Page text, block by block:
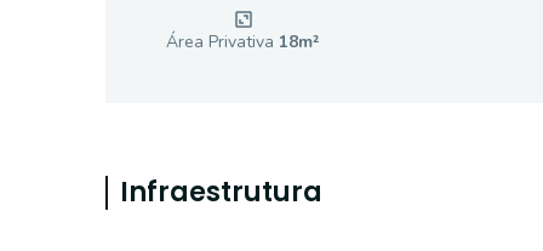
Área Privativa 18m²
Infraestrutura